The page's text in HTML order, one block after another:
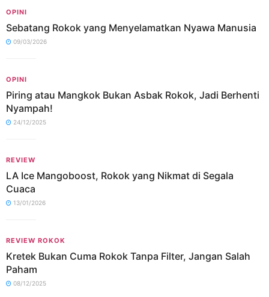
OPINI
Sebatang Rokok yang Menyelamatkan Nyawa Manusia
09/03/2026
OPINI
Piring atau Mangkok Bukan Asbak Rokok, Jadi Berhenti
Nyampah!
24/12/2025
REVIEW
LA Ice Mangoboost, Rokok yang Nikmat di Segala
Cuaca
13/01/2026
REVIEW ROKOK
Kretek Bukan Cuma Rokok Tanpa Filter, Jangan Salah
Paham
08/12/2025